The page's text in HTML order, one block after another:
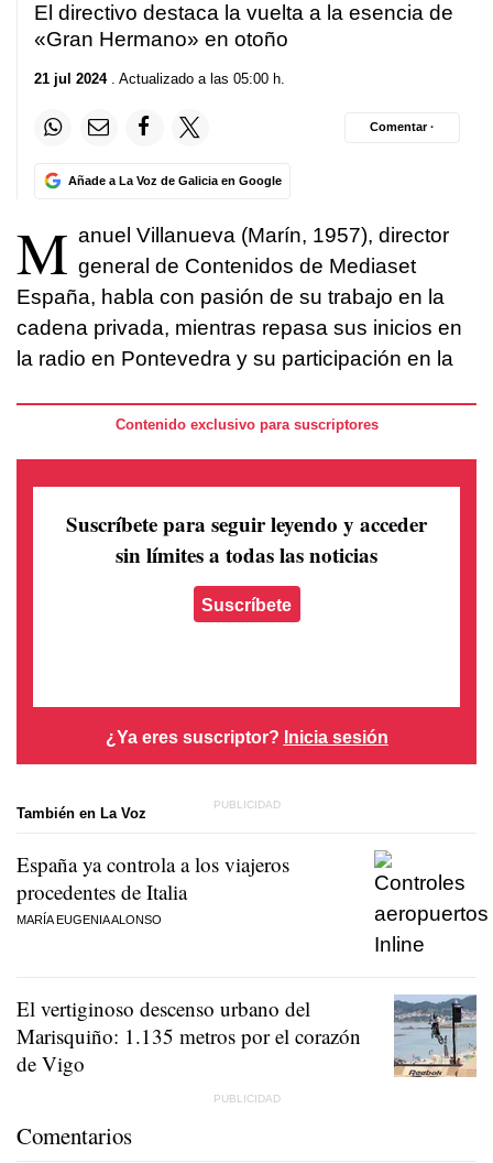
El directivo destaca la vuelta a la esencia de
«Gran Hermano» en otoño
21 jul 2024. Actualizado a las 05:00 h.
Añade a La Voz de Galicia en Google
Comentar ·
M anuel Villanueva (Marín, 1957), director
general de Contenidos de Mediaset
España, habla con pasión de su trabajo en la
cadena privada, mientras repasa sus inicios en
la radio en Pontevedra y su participación en la
Contenido exclusivo para suscriptores
Suscríbete para seguir leyendo y acceder
sin límites a todas las noticias
Suscríbete
¿Ya eres suscriptor? Inicia sesión
También en La Voz
España ya controla a los viajeros
procedentes de Italia
MARÍA EUGENIA ALONSO
El vertiginoso descenso urbano del
Marisquiño: 1.135 metros por el corazón
de Vigo
Comentarios